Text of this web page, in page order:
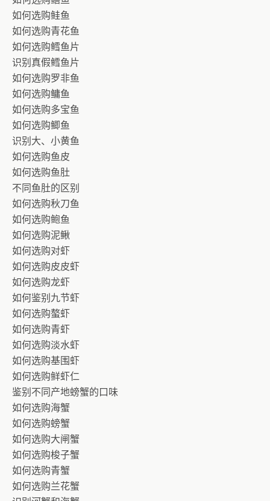
如何选购鲑鱼
如何选购青花鱼
如何选购鳕鱼片
识别真假鳕鱼片
如何选购罗非鱼
如何选购鳙鱼
如何选购多宝鱼
如何选购鲫鱼
识别大、小黄鱼
如何选购鱼皮
如何选购鱼肚
不同鱼肚的区别
如何选购秋刀鱼
如何选购鲍鱼
如何选购泥鳅
如何选购对虾
如何选购皮皮虾
如何选购龙虾
如何鉴别九节虾
如何选购螯虾
如何选购青虾
如何选购淡水虾
如何选购基围虾
如何选购鲜虾仁
鉴别不同产地螃蟹的口味
如何选购海蟹
如何选购螃蟹
如何选购大闸蟹
如何选购梭子蟹
如何选购青蟹
如何选购兰花蟹